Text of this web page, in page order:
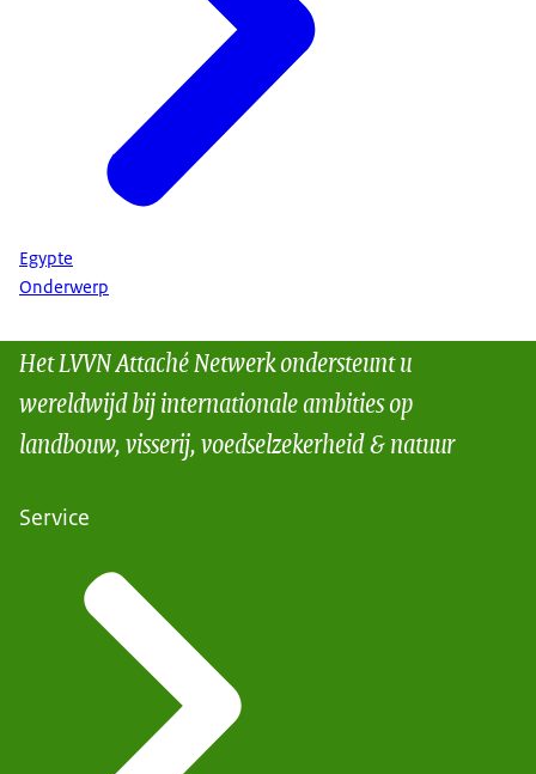
Egypte
Onderwerp
Het LVVN Attaché Netwerk ondersteunt u
wereldwijd bij internationale ambities op
landbouw, visserij, voedselzekerheid & natuur
Service